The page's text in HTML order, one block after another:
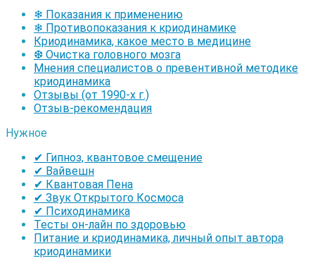
❄ Показания к применению
❄ Противопоказания к криодинамике
Криодинамика, какое место в медицине
❆ Очистка головного мозга
Мнения специалистов о превентивной методике
криодинамика
Отзывы (от 1990-х г.)
Отзыв-рекомендация
Нужное
✔ Гипноз, квантовое смещение
✔ Вайвешн
✔ Квантовая Пена
✔ Звук Открытого Космоса
✔ Психодинамика
Тесты он-лайн по здоровью
Питание и криодинамика, личный опыт автора
криодинамики